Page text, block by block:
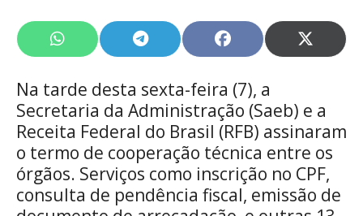
Share
on
WhatsApp
Share
on
Telegram
Share
on
Facebook
Share
on
Na tarde desta sexta-feira (7), a
Secretaria da Administração (Saeb) e a
Receita Federal do Brasil (RFB) assinaram
o termo de cooperação técnica entre os
órgãos. Serviços como inscrição no CPF,
consulta de pendência fiscal, emissão de